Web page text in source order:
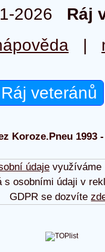
2026 Ráj
|
veteránů
Koroze.Pneu 1993
údajevyužíváme
s osobními údaji v
GDPR se dozvíte